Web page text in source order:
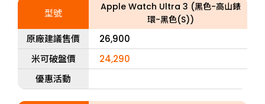
型號
Apple Watch Ultra 3 (黑色-高山錶
環-黑色(S))
原廠建議售價
26,900
米可破盤價
24,290
優惠活動